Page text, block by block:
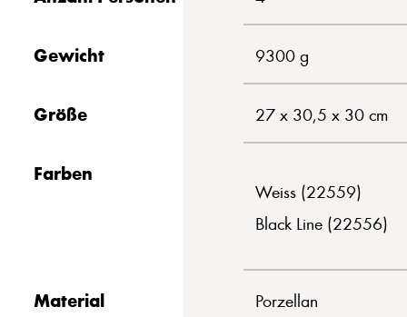
Gewicht 9300 g
Größe 27 x 30,5 x 30 cm
Farben
Weiss (22559)
Black Line (22556)
Material Porzellan